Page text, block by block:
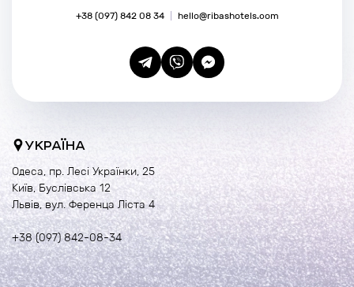
+38 (097) 842 08 34 hello@ribashotels.com
УКРАЇНА
Одеса, пр. Лесі Українки, 25
Київ, Буслівська 12
Львів, вул. Ференца Ліста 4
+38 (097) 842-08-34